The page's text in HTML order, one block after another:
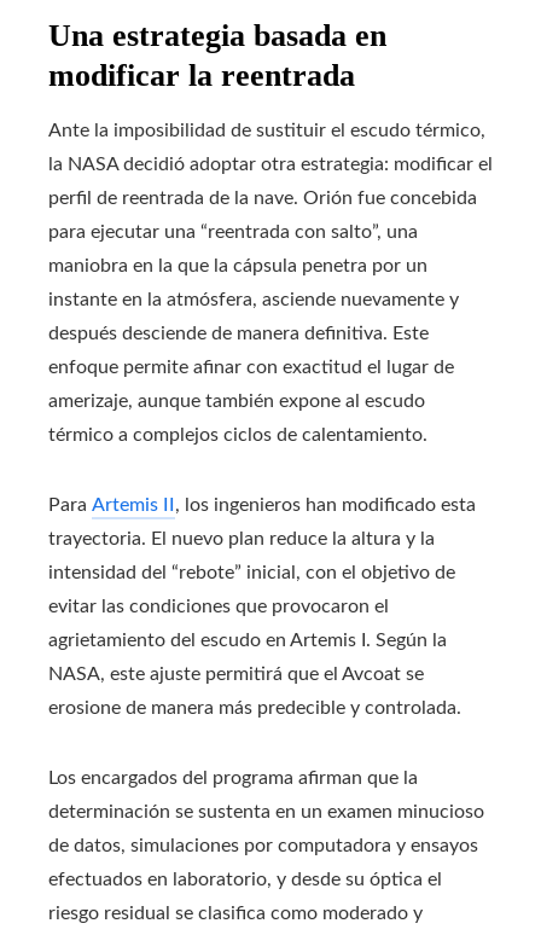
Una estrategia basada en
modificar la reentrada
Ante la imposibilidad de sustituir el escudo térmico,
la NASA decidió adoptar otra estrategia: modificar el
perfil de reentrada de la nave. Orión fue concebida
para ejecutar una “reentrada con salto”, una
maniobra en la que la cápsula penetra por un
instante en la atmósfera, asciende nuevamente y
después desciende de manera definitiva. Este
enfoque permite afinar con exactitud el lugar de
amerizaje, aunque también expone al escudo
térmico a complejos ciclos de calentamiento.
Para Artemis II , los ingenieros han modificado esta
trayectoria. El nuevo plan reduce la altura y la
intensidad del “rebote” inicial, con el objetivo de
evitar las condiciones que provocaron el
agrietamiento del escudo en Artemis I. Según la
NASA, este ajuste permitirá que el Avcoat se
erosione de manera más predecible y controlada.
Los encargados del programa afirman que la
determinación se sustenta en un examen minucioso
de datos, simulaciones por computadora y ensayos
efectuados en laboratorio, y desde su óptica el
riesgo residual se clasifica como moderado y